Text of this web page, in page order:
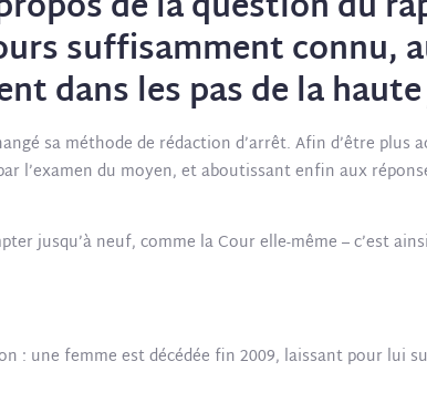
suffisamment connu,
dans les pas de la
sa méthode de rédaction d’arrêt. Afin d’être
l’examen du moyen, et aboutissant enfin aux
jusqu’à neuf, comme la Cour elle-même – c’est
: une femme est décédée fin 2009, laissant pour